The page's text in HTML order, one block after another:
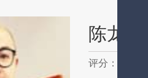
陈龙
评分：